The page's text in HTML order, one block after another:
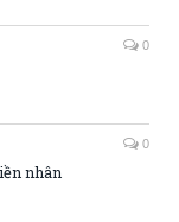
0
0
nhân